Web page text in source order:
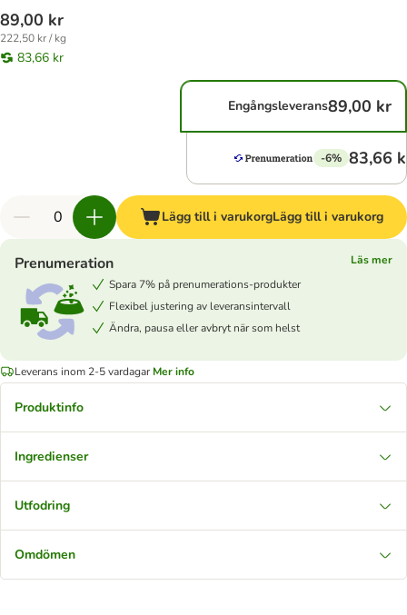
89,00 kr
222,50 kr / kg
83,66 kr
Engångsleverans89,00 kr
-6% 83,66
Lägg till i varukorgLägg till i varukorg
Prenumeration
Läs mer
Spara 7% på prenumerations-produkter
Flexibel justering av leveransintervall
Ändra, pausa eller avbryt när som helst
Leverans inom 2-5 vardagar Mer info
Produktinfo
Ingredienser
Utfodring
Omdömen